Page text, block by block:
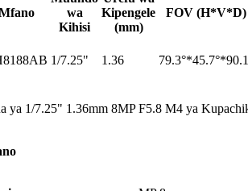
wa
Kihisi
Kipengele
(mm)
FOV (H*V*D)
1/7.25" 1.36
ya 1/7.25" 1.36mm 8MP F5.8 M4 ya